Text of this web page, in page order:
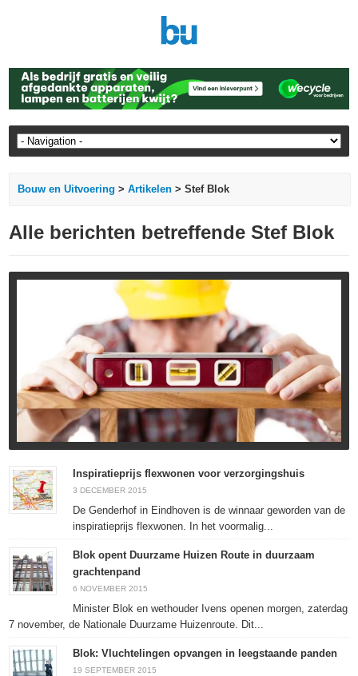
Bouw en Uitvoering >Artikelen > Stef Blok
Alle berichten betreffende Stef Blok
Inspiratieprijs flexwonen voor verzorgingshuis
3 DECEMBER 2015
De Genderhof in Eindhoven is de winnaar geworden van de
inspiratieprijs flexwonen. In het voormalig...
Blok opent Duurzame Huizen Route in duurzaam
grachtenpand
6 NOVEMBER 2015
Minister Blok en wethouder Ivens openen morgen, zaterdag
7 november, de Nationale Duurzame Huizenroute. Dit...
Blok: Vluchtelingen opvangen in leegstaande panden
19 SEPTEMBER 2015